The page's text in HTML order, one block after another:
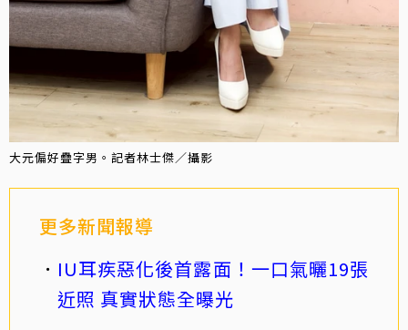
大元偏好疊字男。記者林士傑／攝影
更多新聞報導
IU耳疾惡化後首露面！一口氣曬19張
近照 真實狀態全曝光